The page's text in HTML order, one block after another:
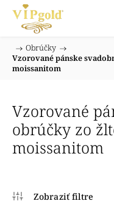
Domov
/ Obrúčky /
Vzorované pánske
moissanitom
Vzorované
obrúčky zo
moissanitom